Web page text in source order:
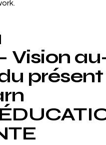
Vision
présent